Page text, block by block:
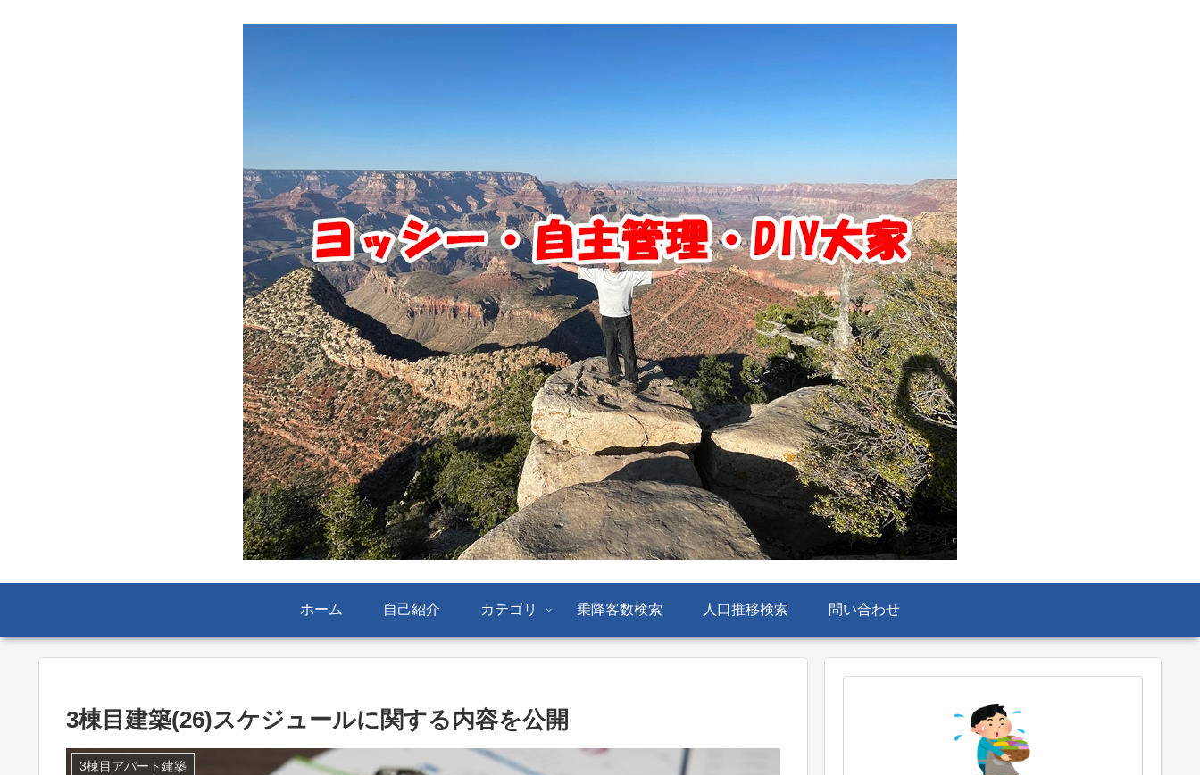
ホーム 自己紹介 カテゴリ 乗降客数検索 人口推移検索 問い合わせ
3棟目建築(26)スケジュールに関する内容を公開
3棟目アパート建築